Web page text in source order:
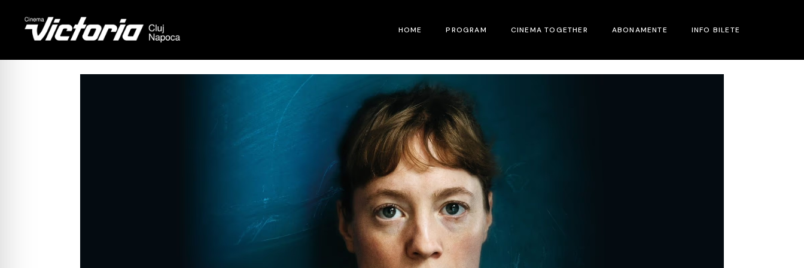
HOME PROGRAM CINEMA TOGETHER ABONAMENTE INFO BILETE